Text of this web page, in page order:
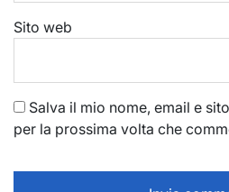
Sito web
Salva il mio nome, email e
per la prossima volta che